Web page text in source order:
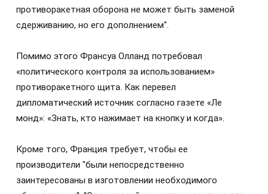
противоракетная оборона не может быть заменой
сдерживанию, но его дополнением".
Помимо этого Франсуа Олланд потребовал
«политического контроля за использованием»
противоракетного щита. Как перевел
дипломатический источник согласно газете «Ле
монд»: «Знать, кто нажимает на кнопку и когда».
Кроме того, Франция требует, чтобы ее
производители "были непосредственно
заинтересованы в изготовлении необходимого